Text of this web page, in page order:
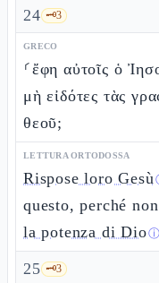
24 🗝️3
GRECO
⸂ἔφη αὐτοῖς ὁ
μὴ εἰδότες τὰς
θεοῦ;
LETTURA ORTODOSSA
Rispose loro Gesù
questo, perché
la potenza di Dioⓘ
25 🗝️3